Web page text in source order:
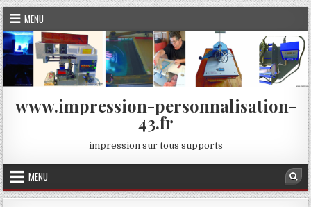
Skip
to
content
MENU
www.impression-personnalisation-
43.fr
impression sur tous supports
MENU